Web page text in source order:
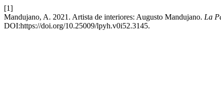
[1]
Mandujano, A. 2021. Artista de interiores: Augusto Mandujano. La
DOI:https://doi.org/10.25009/lpyh.v0i52.3145.